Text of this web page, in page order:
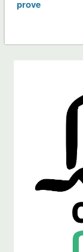
prove